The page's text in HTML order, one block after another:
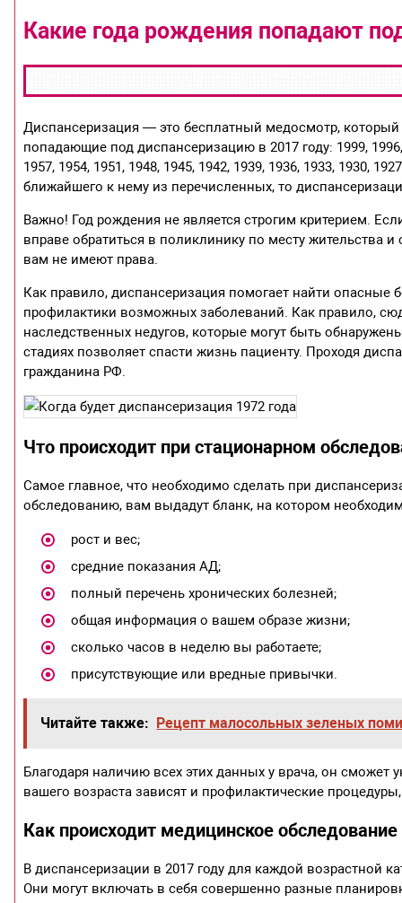
Какие года рождения попадают
Диспансеризация — это бесплатный медосмотр,
попадающие под диспансеризацию в 2017 году: 1999, 1996,
1957, 1954, 1951, 1948, 1945, 1942, 1939, 1936, 1933, 1930,
ближайшего к нему из перечисленных, то
Важно! Год рождения не является строгим критерием.
вправе обратиться в поликлинику по месту жительства
вам не имеют права.
Как правило, диспансеризация помогает найти опасные
профилактики возможных заболеваний. Как правило,
наследственных недугов, которые могут быть
стадиях позволяет спасти жизнь пациенту. Проходя
гражданина РФ.
Что происходит при стационарном
Самое главное, что необходимо сделать при
обследованию, вам выдадут бланк, на котором
рост и вес;
средние показания АД;
полный перечень хронических болезней;
общая информация о вашем образе жизни;
сколько часов в неделю вы работаете;
присутствующие или вредные привычки.
Читайте также: Рецепт малосольных зеленых
Благодаря наличию всех этих данных у врача, он
вашего возраста зависят и профилактические
Как происходит медицинское
В диспансеризации в 2017 году для каждой возрастной
Они могут включать в себя совершенно разные